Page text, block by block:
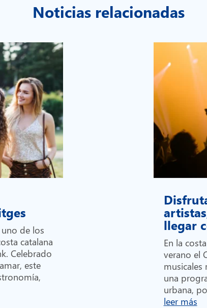
Noticias relacionadas
de los
catalana
Celebrado
este
llegar
En la
verano el
musicales
una
urbana,
leer más